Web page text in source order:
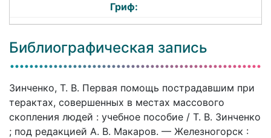
Гриф:
Библиографическая запись
Зинченко, Т. В. Первая помощь пострадавшим при
терактах, совершенных в местах массового
скопления людей : учебное пособие / Т. В. Зинченко
; под редакцией А. В. Макаров. — Железногорск :